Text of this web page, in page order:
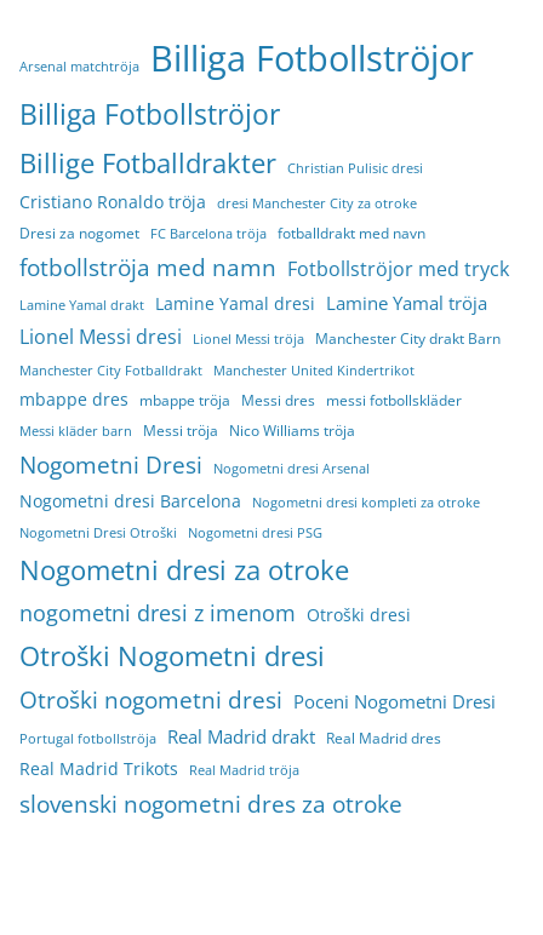
Arsenal matchtröja Billiga Fotbollströjor
Billiga Fotbollströjor
Billige Fotballdrakter Christian Pulisic dresi
Cristiano Ronaldo tröja dresi Manchester City za otroke
Dresi za nogomet FC Barcelona tröja fotballdrakt med navn
fotbollströja med namn Fotbollströjor med tryck
Lamine Yamal drakt Lamine Yamal dresi Lamine Yamal tröja
Lionel Messi dresi Lionel Messi tröja Manchester City drakt Barn
Manchester City Fotballdrakt Manchester United Kindertrikot
mbappe dres mbappe tröja Messi dres messi fotbollskläder
Messi kläder barn Messi tröja Nico Williams tröja
Nogometni Dresi Nogometni dresi Arsenal
Nogometni dresi Barcelona
Nogometni dresi kompleti za otroke
Nogometni Dresi Otroški
Nogometni dresi PSG
Nogometni dresi za otroke
nogometni dresi z imenom Otroški dresi
Otroški Nogometni dresi
Otroški nogometni dresi Poceni Nogometni Dresi
Portugal fotbollströja Real Madrid drakt Real Madrid dres
Real Madrid Trikots Real Madrid tröja
slovenski nogometni dres za otroke